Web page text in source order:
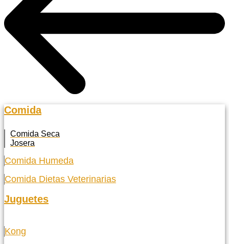
Comida
Comida Seca
Josera
Comida Humeda
Comida Dietas Veterinarias
Juguetes
Kong